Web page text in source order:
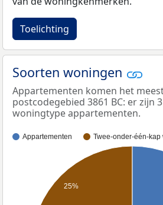
Toelichting
Soorten woningen
Appartementen komen het
postcodegebied 3861 BC: er zijn
woningtype appartementen.
Appartementen Twee-onder-één-kap
25%